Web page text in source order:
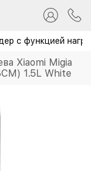
с функцией
Xiaomi Migia
1.5L White
Новинка